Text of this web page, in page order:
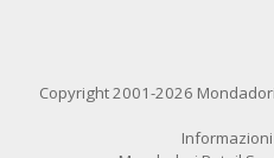
Copyright 2001-2026